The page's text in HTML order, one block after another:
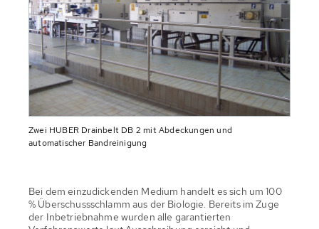
Zwei HUBER Drainbelt DB 2 mit Abdeckungen und
automatischer Bandreinigung
Bei dem einzudickenden Medium handelt es sich um 100
% Überschussschlamm aus der Biologie. Bereits im Zuge
der Inbetriebnahme wurden alle garantierten